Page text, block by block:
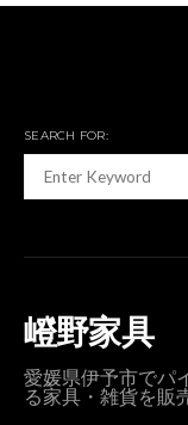
SEARCH FOR:
嶝野家具
愛媛県伊予市でパ
る家具・雑貨を販